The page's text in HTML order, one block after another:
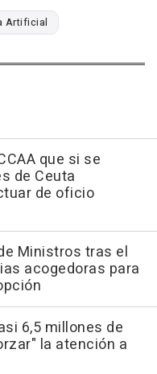
Artificial
que si se
de Ceuta
de oficio
Ministros tras el
acogedoras para
6,5 millones de
la atención a